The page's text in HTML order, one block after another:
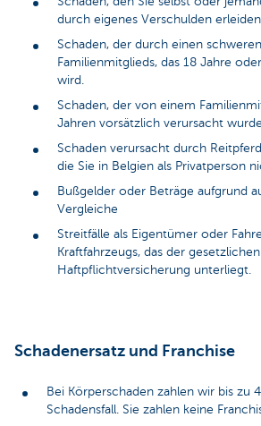
durch eigenes Verschulden erleiden.
Schaden, der durch einen
Familienmitglieds, das 18 Jahre
wird.
Schaden, der von einem
Jahren vorsätzlich verursacht wurde
Schaden verursacht durch
die Sie in Belgien als Privatperson
Bußgelder oder Beträge aufgrund
Vergleiche
Streitfälle als Eigentümer oder
Kraftfahrzeugs, das der
Haftpflichtversicherung unterliegt.
Schadenersatz und Franchise
Bei Körperschaden zahlen wir bis zu
Schadensfall. Sie zahlen keine